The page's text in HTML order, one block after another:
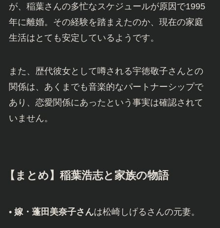
が、稲葉さんの多忙なスケジュールが原因で1995
年に離婚。その経験を踏まえたのか、現在の家庭
生活はとても安定しているようです。
また、歴代彼女として噂される宇徳敬子さんとの
関係は、あくまでも音楽的なパートナーシップで
あり、恋愛関係にあったという事実は確認されて
いません。
【まとめ】稲葉浩志と家族の物語
• 嫁・蓬田美奈子さんは松崎しげるさんの元妻。